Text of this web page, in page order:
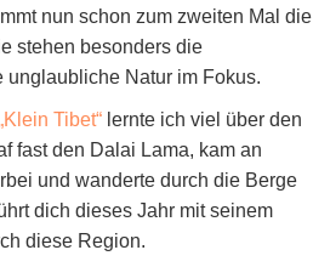
nun schon zum zweiten Mal die
stehen besonders die
Natur im Fokus.
Tibet“ lernte ich viel über den
fast den Dalai Lama, kam an
und wanderte durch die Berge
dich dieses Jahr mit seinem
diese Region.